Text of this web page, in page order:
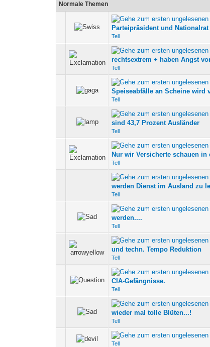
Normale Themen
Parteipräsident und
Tell
0 Bewertung(en)
rechtsextrem + haben Angst
Tell
0 Bewertung(en)
Speiseabfälle an Scheine wird
Tell
0 Bewertung(en)
sind 43,7 Prozent Ausländer
Tell
0 Bewertung(en)
Nur wir Versicherte schauen in
Tell
0 Bewertung(en)
werden Dienst im Ausland zu
Tell
0 Bewertung(en)
werden....
Tell
und techn. Tempo Reduktion
Tell
0 Bewertung(en)
CIA-Gefängnisse.
Tell
0 Bewertung(en)
wieder mal tolle Blüten...!
Tell
0 Bewertung(en)
Tell
0